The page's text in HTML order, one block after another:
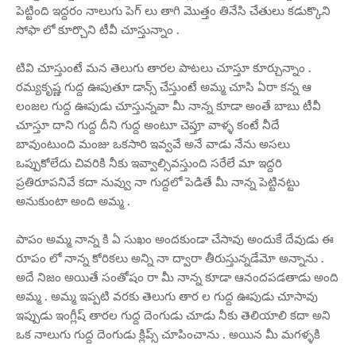
పెట్టింది ఇద్దరం నాలుగు పెగ్ లు తాగి మొత్తం తినేసి చేతులు కడుక్కొని
సోఫా లో కూర్చొని టీవీ చూస్తున్నాం .
టివి చూస్తుంటే మన తెలుగు తారల పాటలు చూస్తూ కూర్చున్నాం .
రమ్యకృష్ణ గుద్ద ఊపుతూ డాన్స్ చేస్తుంటే అమ్మ చూసి ఏరా కన్న ఆ
లంజల గుద్ద ఊపుడు చూస్తున్నవా మీ నాన్న కూడా అంతే బాబు టీవీ
చూస్తూ దాని గుద్ద దీని గుద్ద అంటూ చెప్తూ వాళ్ళ కంటే నీదే
బావుంటుంది మంజు ఒకసారి ఇవ్వవే అనే వాడు నేను అసలు
ఒప్పుకోలేదు చివరికి నీకు ఇవ్వాల్సివస్తుంది సరేలే మా ఇద్దరి
ప్రతిరూపనివే కదా నువ్వు నా గుద్దలో పెడితే మీ నాన్న పెట్టినట్టు
అనుకుంటా అంది అమ్మ .
పాపం అమ్మ నాన్న కి ఏ సుఖం అందకుండా చేసావు అందుకే దేవుడు ఈ
రూపం లో నాన్న కోరికలు అన్ని నా ద్వారా తీరుస్తున్నడేమో అన్నాను .
అదే నిజం అయితే సంతోషం రా మీ నాన్న కూడా ఆనందపడతాడు అంది
అమ్మ . అమ్మ ఇప్పటి వరకు తెలుగు తార ల గుద్ద ఊపుడు చూసావు
ఇప్పుడు ఇంగ్లీష్ తారల గుద్ద దెంగుడు చూడు నీకు తెలియాలి కదా అని
ఒక నాలుగు గుద్ద దెంగుడు క్లిప్స్ చూపించాను . అయిన మీ మగళ్ళకి